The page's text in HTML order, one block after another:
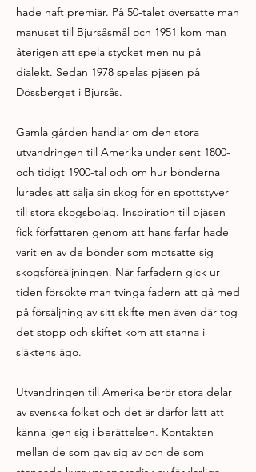
hade haft premiär. På 50-talet översatte man
manuset till Bjursåsmål och 1951 kom man
återigen att spela stycket men nu på
dialekt. Sedan 1978 spelas pjäsen på
Dössberget i Bjursås.
Gamla gården handlar om den stora
utvandringen till Amerika under sent 1800-
och tidigt 1900-tal och om hur bönderna
lurades att sälja sin skog för en spottstyver
till stora skogsbolag. Inspiration till pjäsen
fick författaren genom att hans farfar hade
varit en av de bönder som motsatte sig
skogsförsäljningen. När farfadern gick ur
tiden försökte man tvinga fadern att gå med
på försäljning av sitt skifte men även där tog
det stopp och skiftet kom att stanna i
släktens ägo.
Utvandringen till Amerika berör stora delar
av svenska folket och det är därför lätt att
känna igen sig i berättelsen. Kontakten
mellan de som gav sig av och de som